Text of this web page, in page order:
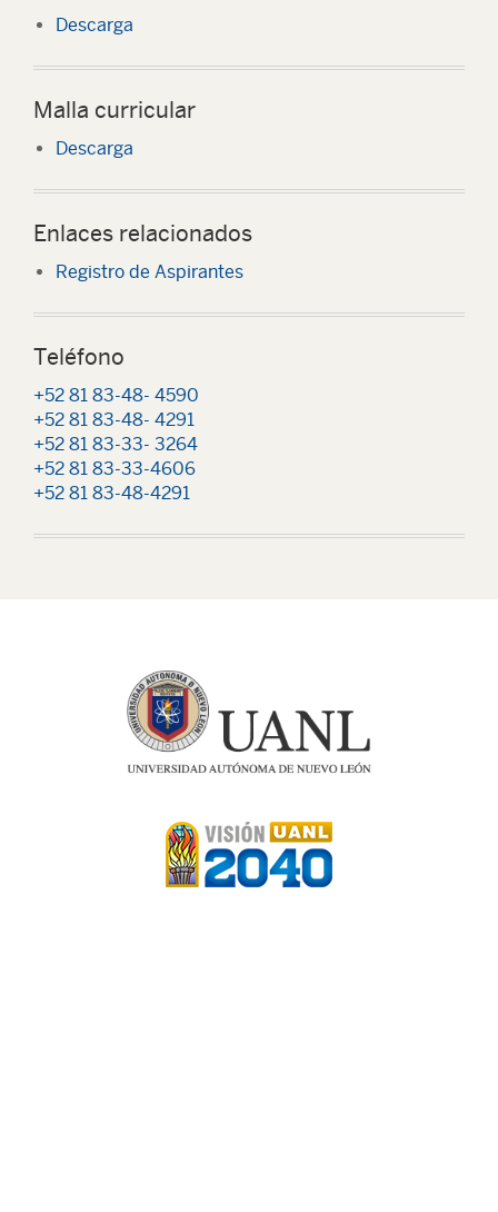
Descarga
Malla curricular
Descarga
Enlaces relacionados
Registro de Aspirantes
Teléfono
+52 81 83-48- 4590
+52 81 83-48- 4291
+52 81 83-33- 3264
+52 81 83-33-4606
+52 81 83-48-4291